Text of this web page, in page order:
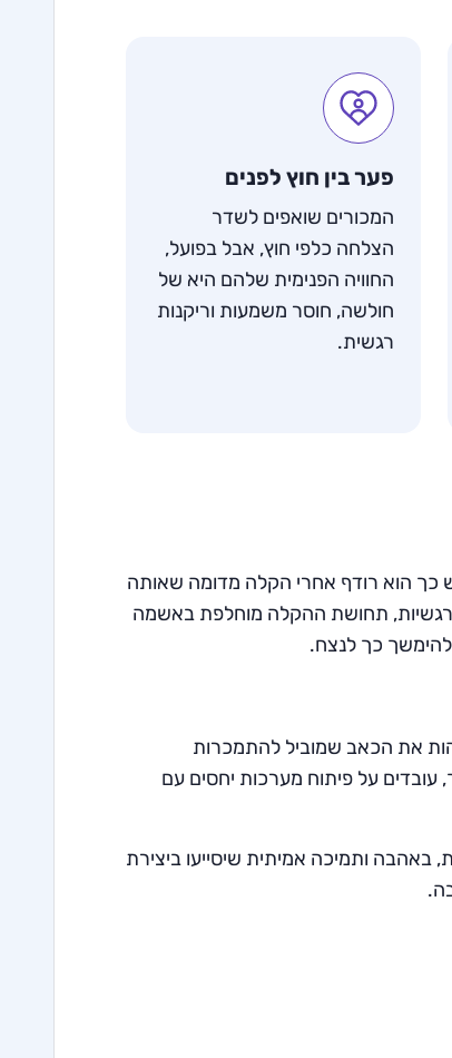
פער בין חוץ לפנים
המכורים שואפים לשדר
הצלחה כלפי חוץ, אבל בפועל,
החוויה הפנימית שלהם היא של
חולשה, חוסר משמעות וריקנות
רגשית.
כך הוא רודף אחרי הקלה מדומה שאותה
תחושת ההקלה מוחלפת באשמה
להימשך כך לנצח.
את הכאב שמוביל להתמכרות
עובדים על פיתוח מערכות יחסים עם
באהבה ותמיכה אמיתית שיסייעו ביצירת